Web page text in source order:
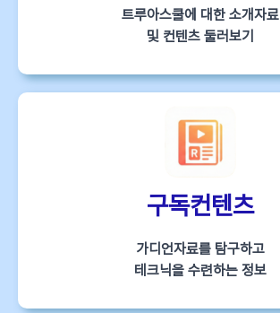
트루아스쿨에 대한 소개자료
및 컨텐츠 둘러보기
구독컨텐츠
가디언자료를 탐구하고
테크닉을 수련하는 정보